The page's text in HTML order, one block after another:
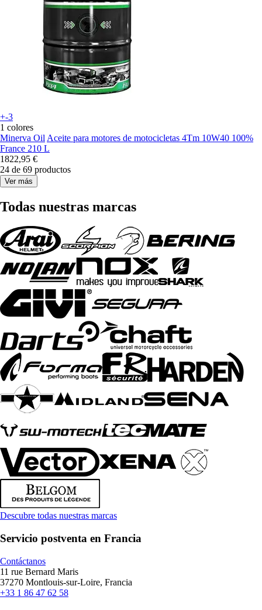
+-3
1 colores
Minerva Oil Aceite para motores de motocicletas 4Tm 10W40 100%
France 210 L
1822,95 €
24 de 69 productos
Ver más
Todas nuestras marcas
Descubre todas nuestras marcas
Servicio postventa en Francia
Contáctanos
11 rue Bernard Maris
37270 Montlouis-sur-Loire, Francia
+33 1 86 47 62 58